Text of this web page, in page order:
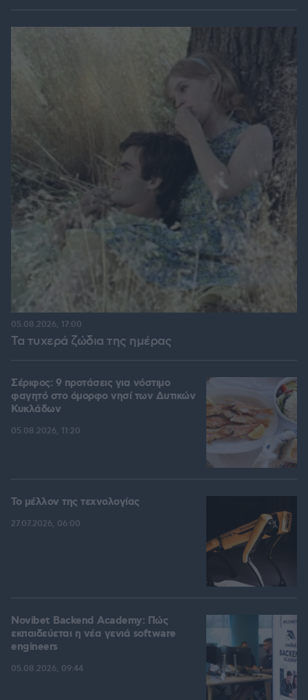
Τα τυχερά ζώδια της ημέρας
05.08.2026, 17:00
Σέριφος: 9 προτάσεις για νόστιμο
φαγητό στο όμορφο νησί των Δυτικών
Κυκλάδων
05.08.2026, 11:20
Το μέλλον της τεχνολογίας
27.07.2026, 06:00
Novibet Backend Academy: Πώς
εκπαιδεύεται η νέα γενιά software
engineers
05.08.2026, 09:44